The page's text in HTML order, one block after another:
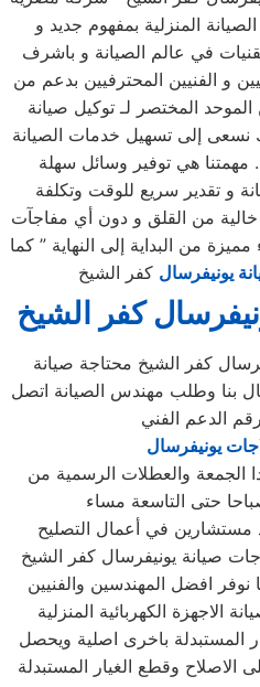
المنزلية بمفهوم جديد و
في عالم الصيانة و باشرف
و الفنيين المحترفيين بدعم من
المختصر لـ توكيل صيانة
نسعى إلى تسهيل خدمات الصيانة
مهمتنا هي توفير وسائل سهلة
و تقدير سريع للوقت وتكلفة
من القلق و دون أي مفاجآت
من البداية إلى النهاية ” كما
يونيفرسال كفر الشيخ
كفر الشيخ
كفر الشيخ محتاجة صيانة
بنا وطلب مهندس الصيانة اتصل
الدعم الفني
يونيفرسال
الجمعة والعطلات الرسمية من
حتى التاسعة مساء
صيانة يونيفرسال كفر الشيخ
نوفر افضل المهندسين والفنيين
الكهربائية المنزلية
المستبدلة باخرى اصلية ويحصل